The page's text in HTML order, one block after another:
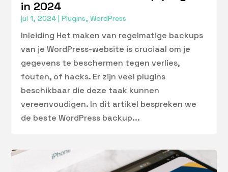
in 2024
jul 1, 2024 |Plugins,WordPress
Inleiding Het maken van regelmatige backups
van je WordPress-website is cruciaal om je
gegevens te beschermen tegen verlies,
fouten, of hacks. Er zijn veel plugins
beschikbaar die deze taak kunnen
vereenvoudigen. In dit artikel bespreken we
de beste WordPress backup...